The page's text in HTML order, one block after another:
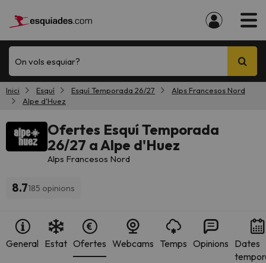
On vols esquiar?
Inici Esquí Esquí Temporada 26/27
Alps Francesos Nord
Alpe d'Huez
Ofertes Esquí Temporada
26/27 a Alpe d'Huez
Alps Francesos Nord
8.7185 opinions
General Estat Ofertes Webcams Temps Opinions Dates